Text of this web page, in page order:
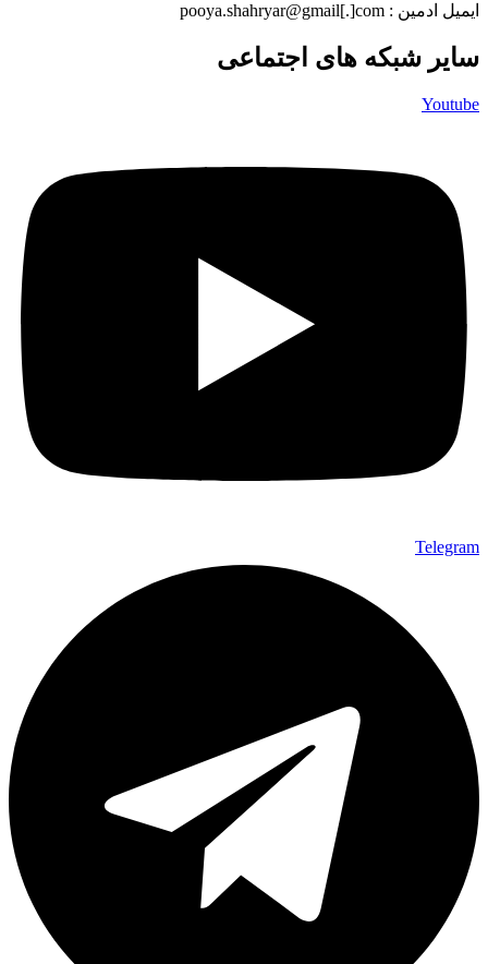
ایمیل ادمین : pooya.shahryar@gmail[.]com
سایر شبکه های اجتماعی
Youtube
Telegram